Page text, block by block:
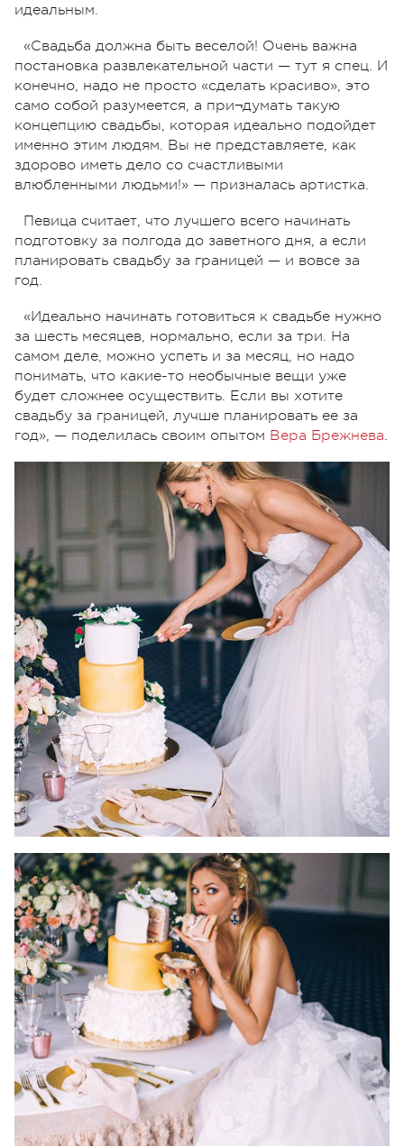
идеальным.
«Свадьба должна быть веселой! Очень важна
постановка развлекательной части — тут я спец. И
конечно, надо не просто «сделать красиво», это
само собой разумеется, а при¬думать такую
концепцию свадьбы, которая идеально подойдет
именно этим людям. Вы не представляете, как
здорово иметь дело со счастливыми
влюбленными людьми!» — призналась артистка.
Певица считает, что лучшего всего начинать
подготовку за полгода до заветного дня, а если
планировать свадьбу за границей — и вовсе за
год.
«Идеально начинать готовиться к свадьбе нужно
за шесть месяцев, нормально, если за три. На
самом деле, можно успеть и за месяц, но надо
понимать, что какие-то необычные вещи уже
будет сложнее осуществить. Если вы хотите
свадьбу за границей, лучше планировать ее за
год», — поделилась своим опытом Вера Брежнева.